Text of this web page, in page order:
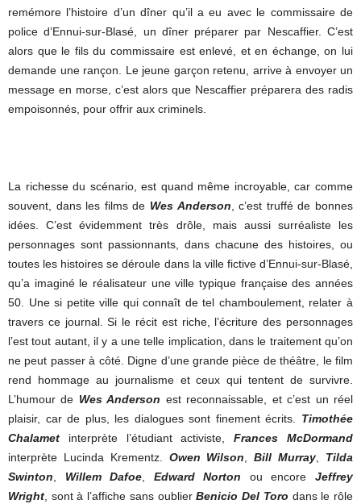
remémore l’histoire d’un dîner qu’il a eu avec le commissaire de
police d’Ennui-sur-Blasé, un dîner préparer par Nescaffier. C’est
alors que le fils du commissaire est enlevé, et en échange, on lui
demande une rançon. Le jeune garçon retenu, arrive à envoyer un
message en morse, c’est alors que Nescaffier préparera des radis
empoisonnés, pour offrir aux criminels.
La richesse du scénario, est quand même incroyable, car comme
souvent, dans les films de Wes Anderson , c’est truffé de bonnes
idées. C’est évidemment très drôle, mais aussi surréaliste les
personnages sont passionnants, dans chacune des histoires, ou
toutes les histoires se déroule dans la ville fictive d’Ennui-sur-Blasé,
qu’a imaginé le réalisateur une ville typique française des années
50. Une si petite ville qui connaît de tel chamboulement, relater à
travers ce journal. Si le récit est riche, l’écriture des personnages
l’est tout autant, il y a une telle implication, dans le traitement qu’on
ne peut passer à côté. Digne d’une grande pièce de théâtre, le film
rend hommage au journalisme et ceux qui tentent de survivre.
L’humour de Wes Anderson est reconnaissable, et c’est un réel
plaisir, car de plus, les dialogues sont finement écrits. Timothée
Chalamet
interprète l’étudiant activiste,Frances McDormand
interprète Lucinda Krementz. Owen Wilson ,Bill Murray
Tilda
Swinton
Willem Dafoe Edward Norton ou encoreJeffrey
Wright , sont à l’affiche sans oublierBenicio Del Toro dans le rôle